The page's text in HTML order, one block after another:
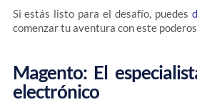
Si estás listo para el desafío, puedes
comenzar tu aventura con este
Magento: El
electrónico